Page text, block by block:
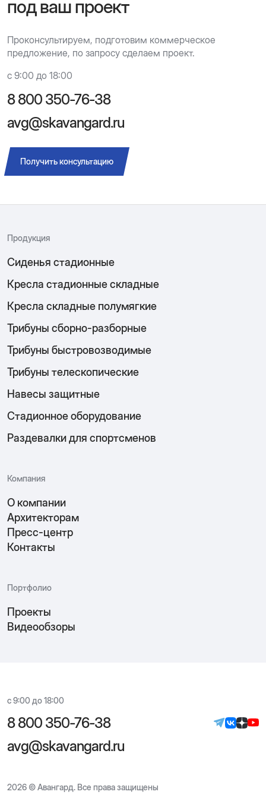
под ваш проект
Проконсультируем, подготовим коммерческое
предложение, по запросу сделаем проект.
с 9:00 до 18:00
8 800 350-76-38
avg@skavangard.ru
Получить консультацию
Продукция
Сиденья стадионные
Кресла стадионные складные
Кресла складные полумягкие
Трибуны сборно-разборные
Трибуны быстровозводимые
Трибуны телескопические
Навесы защитные
Стадионное оборудование
Раздевалки для спортсменов
Компания
О компании
Архитекторам
Пресс-центр
Контакты
Портфолио
Проекты
Видеообзоры
с 9:00 до 18:00
8 800 350-76-38
avg@skavangard.ru
2026 © Авангард. Все права защищены